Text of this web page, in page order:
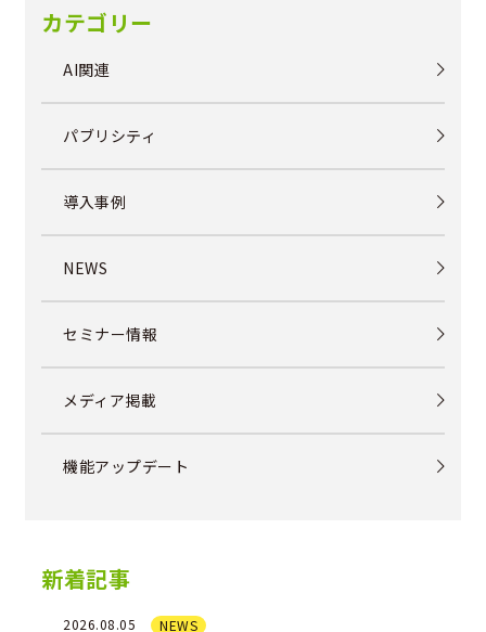
カテゴリー
AI関連
パブリシティ
導入事例
NEWS
セミナー情報
メディア掲載
機能アップデート
新着記事
2026.08.05 NEWS